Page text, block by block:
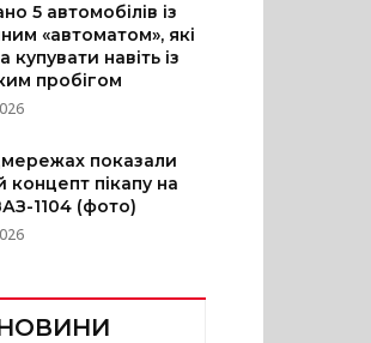
5 автомобілів із
«автоматом», які
купувати навіть із
пробігом
показали
концепт пікапу на
1104 (фото)
НОВИНИ